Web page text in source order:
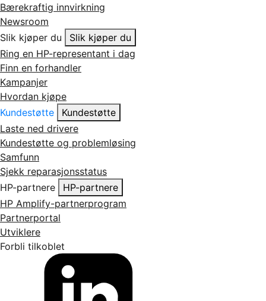
Bærekraftig innvirkning
Newsroom
Slik kjøper du
Slik kjøper du
Ring en HP-representant i dag
Finn en forhandler
Kampanjer
Hvordan kjøpe
Kundestøtte
Kundestøtte
Laste ned drivere
Kundestøtte og problemløsing
Samfunn
Sjekk reparasjonsstatus
HP-partnere
HP-partnere
HP Amplify-partnerprogram
Partnerportal
Utviklere
Forbli tilkoblet